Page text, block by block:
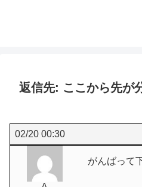
返信先: ここから先が
02/20 00:30
がんばって